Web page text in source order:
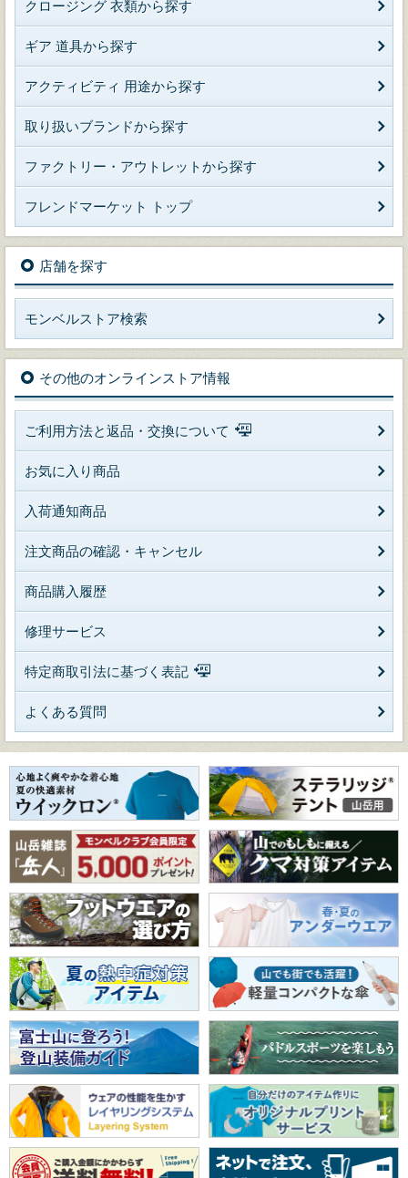
クロージング 衣類から探す
ギア 道具から探す
アクティビティ 用途から探す
取り扱いブランドから探す
ファクトリー・アウトレットから探す
フレンドマーケット トップ
店舗を探す
モンベルストア検索
その他のオンラインストア情報
ご利用方法と返品・交換について
お気に入り商品
入荷通知商品
注文商品の確認・キャンセル
商品購入履歴
修理サービス
特定商取引法に基づく表記
よくある質問